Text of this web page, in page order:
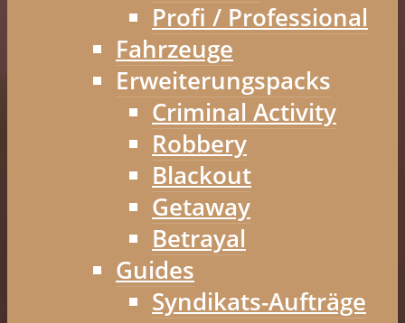
Profi / Professional
Fahrzeuge
Erweiterungspacks
Criminal Activity
Robbery
Blackout
Getaway
Betrayal
Guides
Syndikats-Aufträge